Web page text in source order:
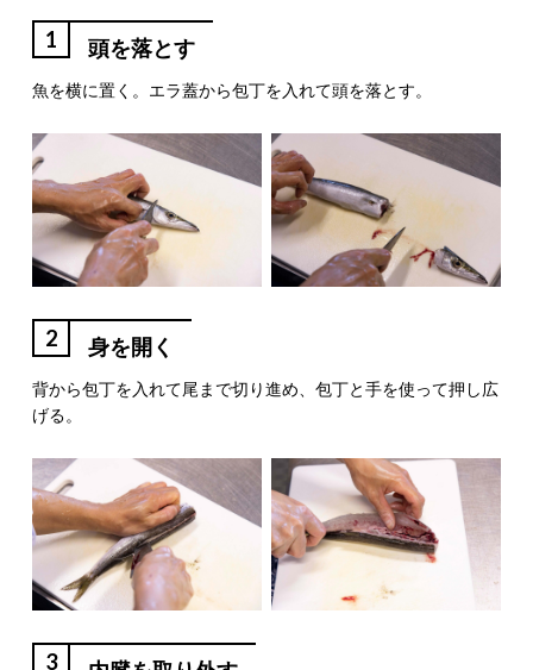
1 頭を落とす
魚を横に置く。エラ蓋から包丁を入れて頭を落とす。
2 身を開く
背から包丁を入れて尾まで切り進め、包丁と手を使って押し広
げる。
3